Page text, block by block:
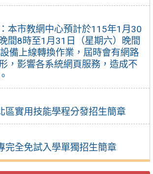
本市教網中心預計於115年1月30
間8時至1月31日（星期六）晚間
備上線轉換作業，屆時會有網路
，影響各系統網頁服務，造成不
區實用技能學程分發招生簡章
完全免試入學單獨招生簡章